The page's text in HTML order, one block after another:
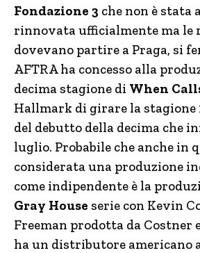
Fondazione 3 che non è stata
rinnovata ufficialmente ma le
dovevano partire a Praga, si
AFTRA ha concesso alla
decima stagione di When
Hallmark di girare la stagione
del debutto della decima che
luglio. Probabile che anche in
considerata una produzione
come indipendente è la
Gray House serie con Kevin
Freeman prodotta da Costner
ha un distributore americano